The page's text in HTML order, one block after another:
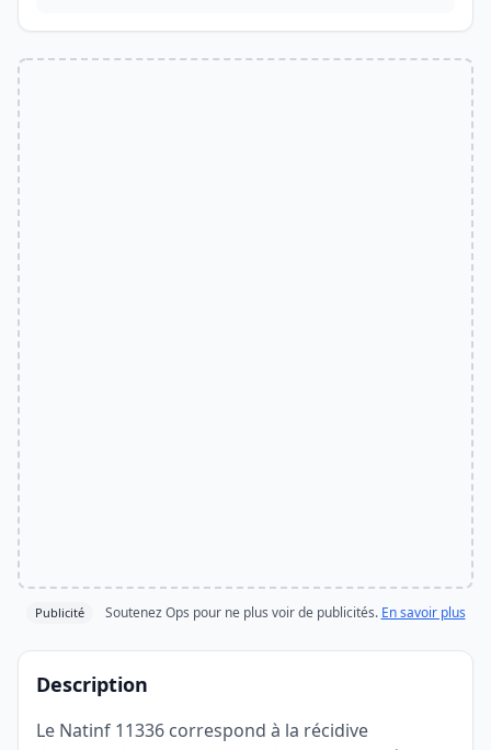
Publicité Soutenez Ops pour ne plus voir de publicités. En savoir plus
Description
Le Natinf 11336 correspond à la récidive